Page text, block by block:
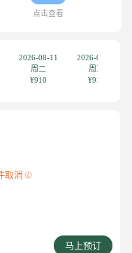
点击查看
2026-08-11
周二
¥910
2026-08-12
周三
¥910
取消
马上预订